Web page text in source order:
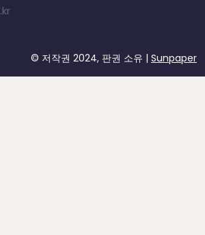
© 저작권 2024, 판권 소유 | Sunpaper